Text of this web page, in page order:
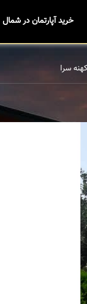
خرید آپارتمان در شمال